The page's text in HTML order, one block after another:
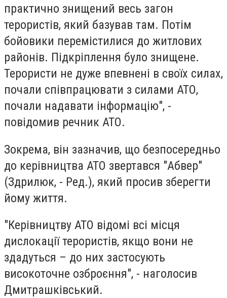
практично знищений весь загон
терористів, який базував там. Потім
бойовики перемістилися до житлових
районів. Підкріплення було знищене.
Терористи не дуже впевнені в своїх силах,
почали співпрацювати з силами АТО,
почали надавати інформацію", -
повідомив речник АТО.
Зокрема, він зазначив, що безпосередньо
до керівництва АТО звертався "Абвер"
(Здрилюк, - Ред.), який просив зберегти
йому життя.
"Керівництву АТО відомі всі місця
дислокації терористів, якщо вони не
здадуться – до них застосують
високоточне озброєння", - наголосив
Дмитрашківський.